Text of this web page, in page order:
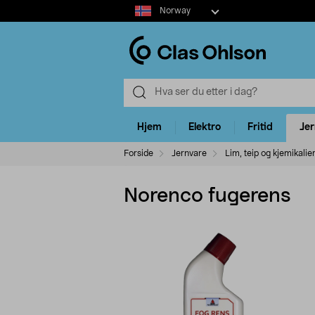
Select
market
Norway
Hjem Elektro Fritid
Forside Jernvare Lim, teip og kjemikalier
Norenco fugerens